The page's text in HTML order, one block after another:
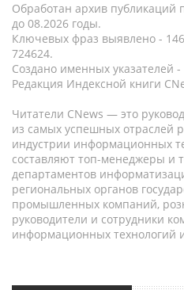
Обработан архив публикаций
до 08.2026 годы.
Ключевых фраз выявлено -
724624.
Создано именных указателей -
Редакция Индексной книги
Читатели CNews — это
из самых успешных отраслей
индустрии информационных
составляют топ-менеджеры и
департаментов
региональных органов
промышленных компаний,
руководители и сотрудники
информационных технологий и